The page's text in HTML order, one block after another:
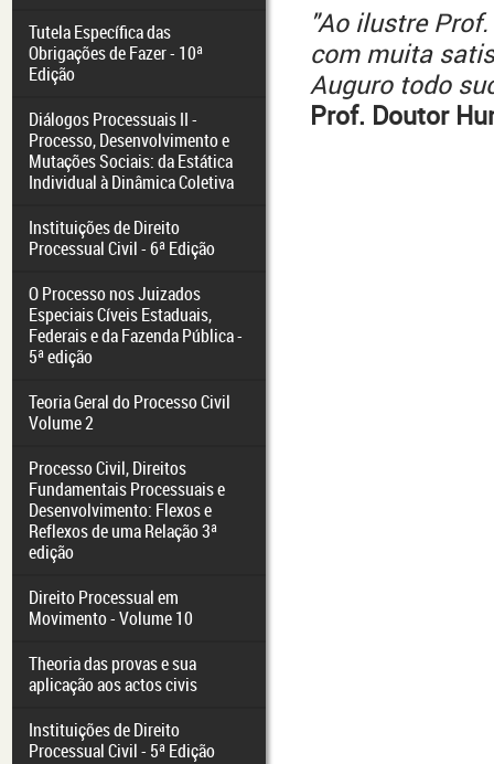
Tutela Específica das
Obrigações de Fazer - 10ª
Edição
Diálogos Processuais II -
Processo, Desenvolvimento e
Mutações Sociais: da Estática
Individual à Dinâmica Coletiva
Instituições de Direito
Processual Civil - 6ª Edição
O Processo nos Juizados
Especiais Cíveis Estaduais,
Federais e da Fazenda Pública -
5ª edição
Teoria Geral do Processo Civil
Volume 2
Processo Civil, Direitos
Fundamentais Processuais e
Desenvolvimento: Flexos e
Reflexos de uma Relação 3ª
edição
Direito Processual em
Movimento - Volume 10
Theoria das provas e sua
aplicação aos actos civis
Instituições de Direito
Processual Civil - 5ª Edição
"Ao ilustre
com muita
Auguro todo
Prof. Doutor